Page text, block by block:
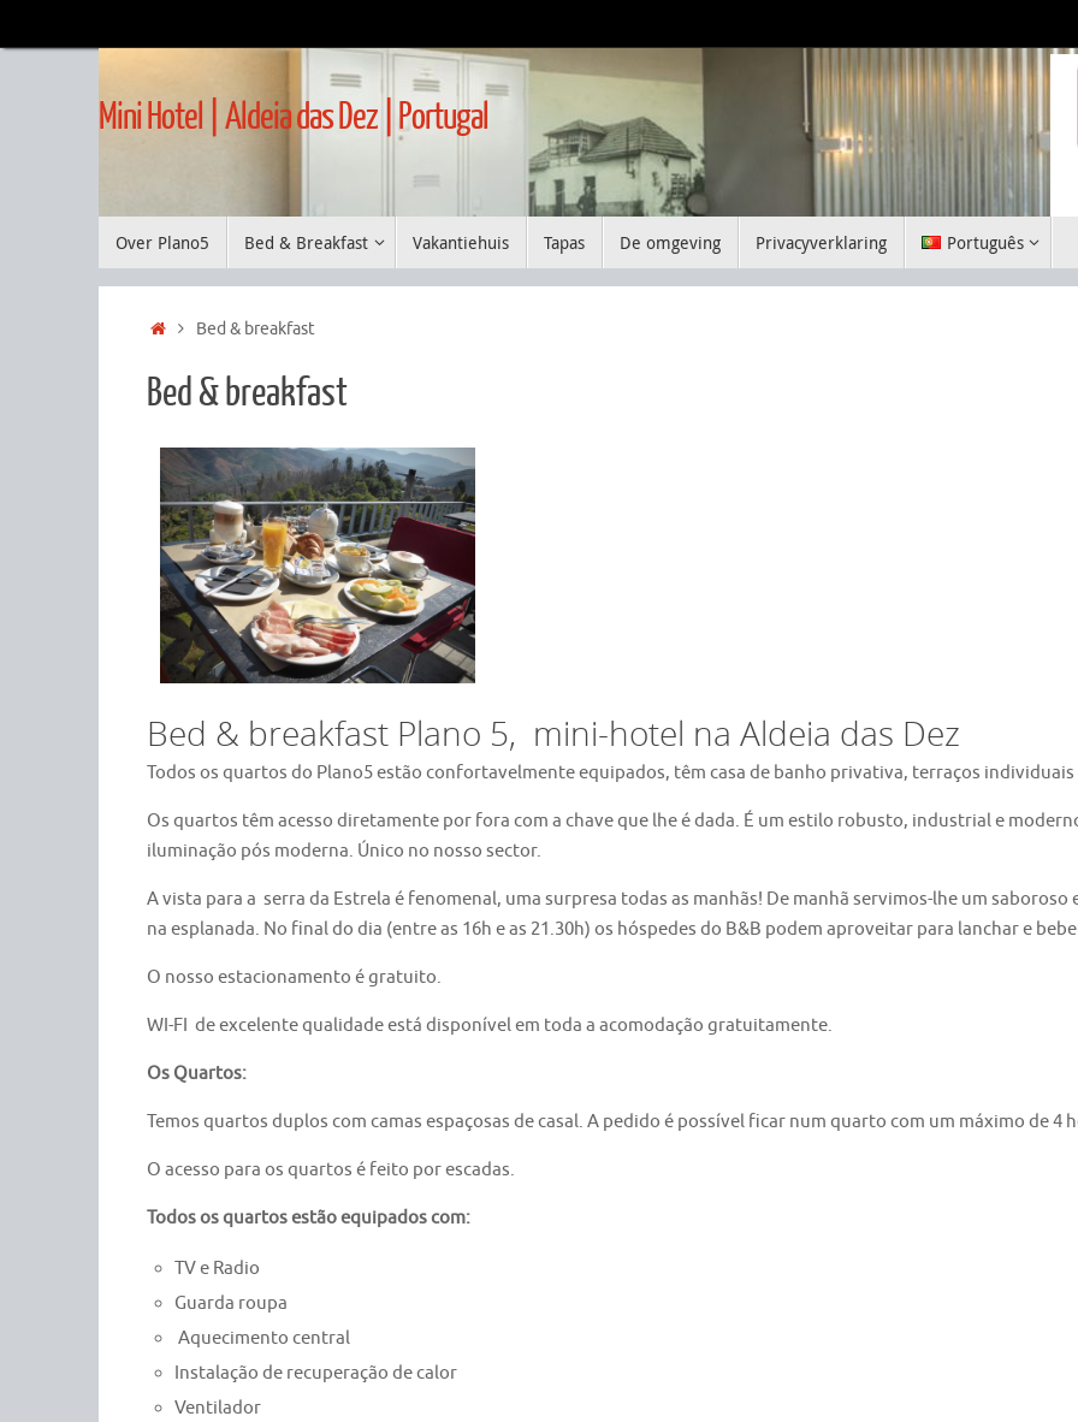
para
Mini Hotel | Aldeia das Dez | Portugal
paraOver Plano5 Bed & Breakfast Vakantiehuis Tapas De omgeving Privacyverklaring Português
HomeBed & breakfast
Bed & breakfast
Bed & breakfast Plano 5, mini-hotel na Aldeia das Dez
Todos os quartos do Plano5 estão confortavelmente equipados, têm casa de banho privativa, terraços individuais
Os quartos têm acesso diretamente por fora com a chave que lhe é dada. É um estilo robusto, industrial e
iluminação pós moderna. Único no nosso sector.
A vista para a serra da Estrela é fenomenal, uma surpresa todas as manhãs! De manhã servimos-lhe um
na esplanada. No final do dia (entre as 16h e as 21.30h) os hóspedes do B&B podem aproveitar para lanchar e
O nosso estacionamento é gratuito.
WI-FI de excelente qualidade está disponível em toda a acomodação gratuitamente.
Os Quartos:
Temos quartos duplos com camas espaçosas de casal. A pedido é possível ficar num quarto com um máximo de 4
O acesso para os quartos é feito por escadas.
Todos os quartos estão equipados com:
TV e Radio
Guarda roupa
Aquecimento central
Instalação de recuperação de calor
Ventilador